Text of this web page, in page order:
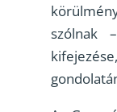
szólnak